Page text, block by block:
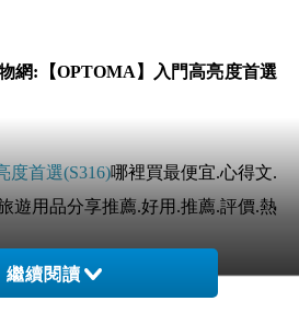
網:【OPTOMA】入門高亮度首選
度首選(S316)哪裡買最便宜.心得文.
遊用品分享推薦.好用.推薦.評價.熱
繼續閱讀